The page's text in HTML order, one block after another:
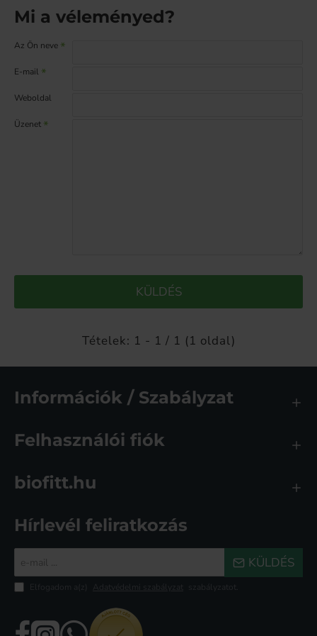
Mi a véleményed?
Az Ön neve
E-mail
Weboldal
Üzenet
KÜLDÉS
Tételek: 1 - 1 / 1 (1 oldal)
Információk / Szabályzat
Felhasználói fiók
biofitt.hu
Hírlevél feliratkozás
mail
...
KÜLDÉS
Elfogadom a(z) Adatvédelmi szabályzat szabályzatot.